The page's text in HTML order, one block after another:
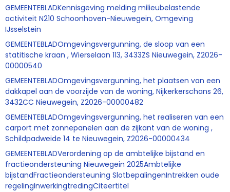
GEMEENTEBLADKennisgeving melding milieubelastende
activiteit N210 Schoonhoven-Nieuwegein, Omgeving
IJsselstein
GEMEENTEBLADOmgevingsvergunning, de sloop van een
statitische kraan , Wierselaan 113, 3433ZS Nieuwegein, Z2026-
00000540
GEMEENTEBLADOmgevingsvergunning, het plaatsen van een
dakkapel aan de voorzijde van de woning, Nijkerkerschans 26,
3432CC Nieuwegein, Z2026-00000482
GEMEENTEBLADOmgevingsvergunning, het realiseren van een
carport met zonnepanelen aan de zijkant van de woning ,
Schildpadweide 14 te Nieuwegein, Z2026-00000434
GEMEENTEBLADVerordening op de ambtelijke bijstand en
fractieondersteuning Nieuwegein 2025Ambtelijke
bijstandFractieondersteuning SlotbepalingenIntrekken oude
regelingInwerkingtredingCiteertitel